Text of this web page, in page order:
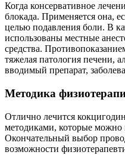
Когда консервативное
блокада. Применяется она,
целью подавления боли. В
использованы местные
средства.
тяжелая патология печени,
вводимый препарат,
Методика
Отлично лечится
методиками, которые можно
Окончательный выбор
возможности